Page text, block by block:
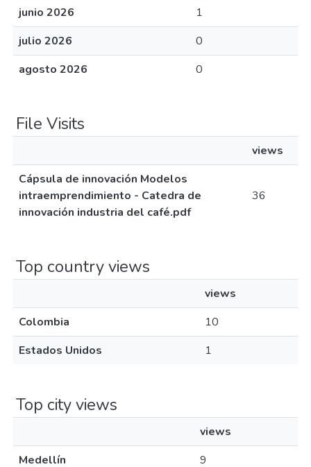
junio 2026
1
julio 2026
0
agosto 2026
0
File Visits
views
Cápsula de innovación Modelos
intraemprendimiento - Catedra de
innovación industria del café.pdf
36
Top country views
views
Colombia
10
Estados Unidos
1
Top city views
views
Medellín
9